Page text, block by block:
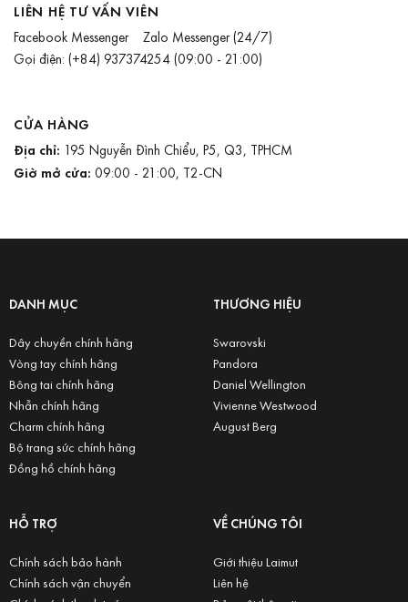
LIÊN HỆ TƯ VẤN VIÊN
Facebook Messenger Zalo Messenger(24/7)
Gọi điện: (+84) 937374254(09:00 - 21:00)
CỬA HÀNG
Địa chỉ: 195 Nguyễn Đình Chiểu, P5, Q3, TPHCM
Giờ mở cửa: 09:00 - 21:00, T2-CN
DANH MỤC
Dây chuyền chính hãng
Vòng tay chính hãng
Bông tai chính hãng
Nhẫn chính hãng
Charm chính hãng
Bộ trang sức chính hãng
Đồng hồ chính hãng
THƯƠNG HIỆU
Swarovski
Pandora
Daniel Wellington
Vivienne Westwood
August Berg
HỖ TRỢ
Chính sách bảo hành
Chính sách vận chuyển
VỀ CHÚNG TÔI
Giới thiệu Laimut
Liên hệ